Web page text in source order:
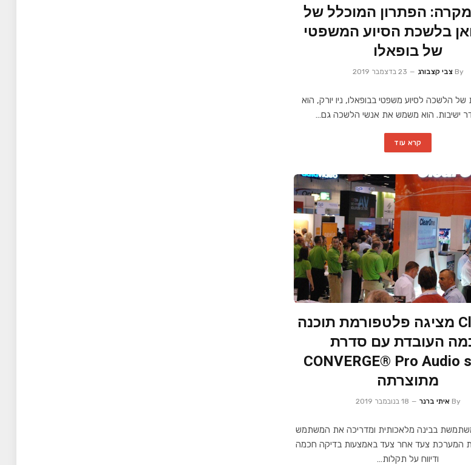
מקרה: הפתרון המוכלל של
בלשכת הסיוע המשפטי
של בופאלו
By צבי קצבורג 23 בדצמבר 2019
של הלשכה לסיוע משפטי בבופאלו, ניו יורק, הוא
ישיבות. הוא משמש את אנשי הלשכה גם…
קרא עוד
ClearOne מציגה פלטפורמת תוכנה
העובדת עם סדרת
CONVERGE® Pro Audio
מתוצרתה
By איתי ברנר 18 בנובמבר 2019
בבינה מלאכותית ומדריכה את המשתמש
המערכת צעד אחר צעד באמצעות בדיקה חכמה
ודיווח על תקלות…